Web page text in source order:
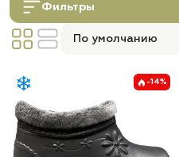
Фильтры
По умолчанию
-14%